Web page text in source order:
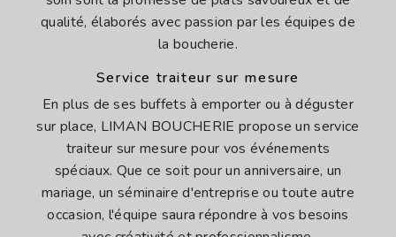
qualité, élaborés avec passion par les équipes de
la boucherie.
Service traiteur sur mesure
En plus de ses buffets à emporter ou à déguster
sur place, LIMAN BOUCHERIE propose un service
traiteur sur mesure pour vos événements
spéciaux. Que ce soit pour un anniversaire, un
mariage, un séminaire d'entreprise ou toute autre
occasion, l'équipe saura répondre à vos besoins